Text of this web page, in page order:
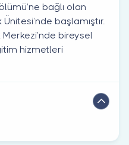
bağlı olan
başlamıştır.
Merkezi’nde bireysel
hizmetleri